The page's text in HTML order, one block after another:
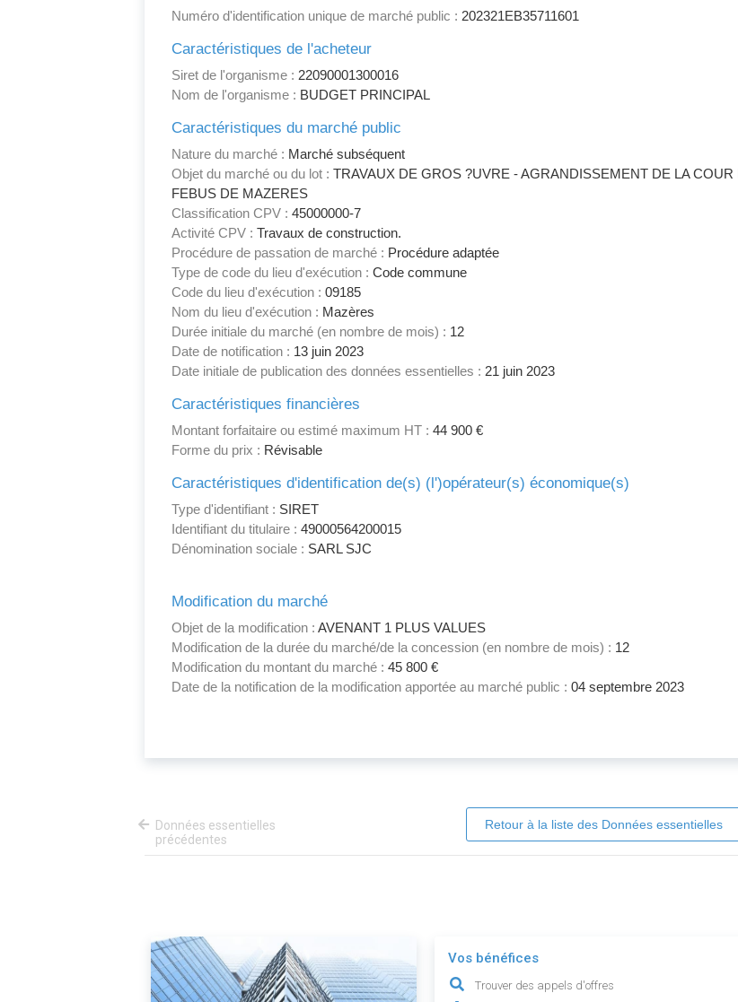
Numéro d'identification unique de marché public : 202321EB35711601
Caractéristiques de l'acheteur
Siret de l'organisme : 22090001300016
Nom de l'organisme : BUDGET PRINCIPAL
Caractéristiques du marché public
Nature du marché : Marché subséquent
Objet du marché ou du lot : TRAVAUX DE GROS ?UVRE - AGRANDISSEMENT DE LA
FEBUS DE MAZERES
Classification CPV : 45000000-7
Activité CPV : Travaux de construction.
Procédure de passation de marché : Procédure adaptée
Type de code du lieu d'exécution : Code commune
Code du lieu d'exécution : 09185
Nom du lieu d'exécution : Mazères
Durée initiale du marché (en nombre de mois) : 12
Date de notification : 13 juin 2023
Date initiale de publication des données essentielles : 21 juin 2023
Caractéristiques financières
Montant forfaitaire ou estimé maximum HT : 44 900 €
Forme du prix : Révisable
Caractéristiques d'identification de(s) (l')opérateur(s) économique(s)
Type d'identifiant : SIRET
Identifiant du titulaire : 49000564200015
Dénomination sociale : SARL SJC
Modification du marché
Objet de la modification : AVENANT 1 PLUS VALUES
Modification de la durée du marché/de la concession (en nombre de mois) : 12
Modification du montant du marché : 45 800 €
Date de la notification de la modification apportée au marché public : 04 septembre 2023
Données essentielles
précédentes
Retour à la liste des Données essentielles
Vos bénéfices
Trouver des appels d'offres